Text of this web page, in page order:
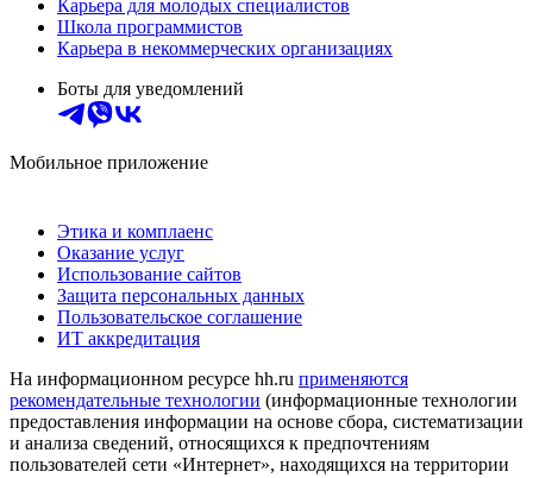
Карьера для молодых специалистов
Школа программистов
Карьера в некоммерческих организациях
Боты для уведомлений
Мобильное приложение
Этика и комплаенс
Оказание услуг
Использование сайтов
Защита персональных данных
Пользовательское соглашение
ИТ аккредитация
На информационном ресурсе hh.ru применяются
рекомендательные технологии (информационные технологии
предоставления информации на основе сбора, систематизации
и анализа сведений, относящихся к предпочтениям
пользователей сети «Интернет», находящихся на территории